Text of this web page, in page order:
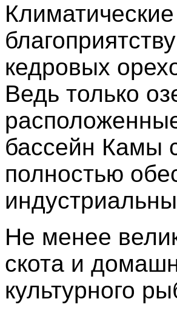
кедровых
Ведь только
бассейн Камы
полностью
Не менее
скота и
культурного